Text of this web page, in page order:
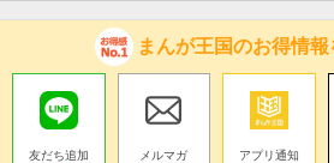
まんが王国のお得情報
友だち追加
メルマガ アプリ通知